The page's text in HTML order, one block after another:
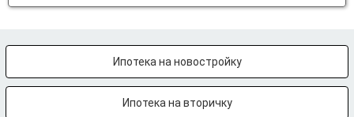
Ипотека на новостройку
Ипотека на вторичку